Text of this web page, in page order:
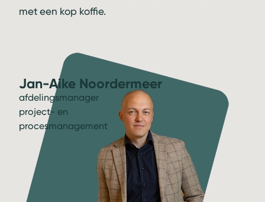
met een kop koffie.
Jan-Aike Noordermeer
afdelingsmanager
project- en
procesmanagement